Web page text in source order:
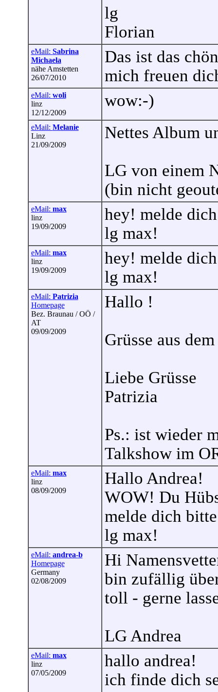
lg
Florian
eMail: Sabrina
Michaela
nähe Amstetten
26/07/2010
Das ist das
mich freuen
eMail: woli
linz
12/12/2009
wow:-)
eMail: Melanie
Linz
21/09/2009
Nettes Album
LG von einem
(bin nicht
eMail: max
linz
19/09/2009
hey! melde
lg max!
eMail: max
linz
19/09/2009
hey! melde
lg max!
eMail: Patrizia
Homepage
Bez. Braunau / OÖ /
AT
09/09/2009
Hallo !
Grüsse aus
Liebe Grüsse
Patrizia
Ps.: ist wieder
Talkshow im
eMail: max
linz
08/09/2009
Hallo Andrea!
WOW! Du
melde dich
lg max!
eMail: andrea-b
Homepage
Germany
02/08/2009
Hi
bin zufällig
toll - gerne
LG Andrea
eMail: max
linz
07/05/2009
hallo andrea!
ich finde dich